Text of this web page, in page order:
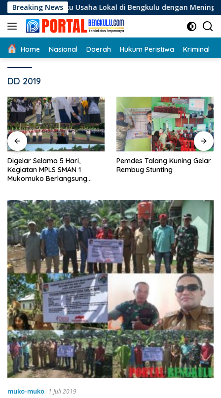
Langsung
ke
konten
Breaking News
Usaha Lokal di Bengkulu dengan Meningkatkan Ruang
Home Nasional Daerah Hukum Peristiwa Kriminal
DD 2019
Digelar Selama 5 Hari,
Kegiatan MPLS SMAN 1
Mukomuko Berlangsung
Pemdes Talang Kuning Gelar
Rembug Stunting
muko-muko 1 Juli 2019